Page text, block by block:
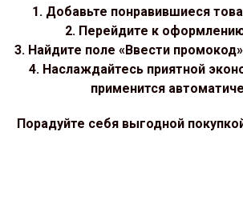
1. Добавьте понравившиеся
2. Перейдите к
3. Найдите поле «Ввести
4. Наслаждайтесь приятной
применится
Порадуйте себя выгодной